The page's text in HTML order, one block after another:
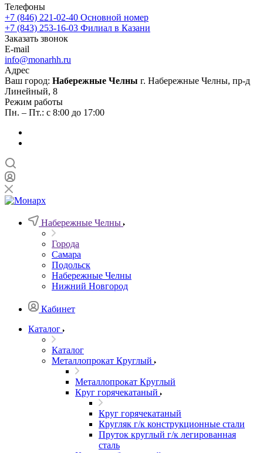
Телефоны
+7 (846) 221-02-40 Основной номер
+7 (843) 253-16-03 Филиал в Казани
Заказать звонок
E-mail
info@monarhh.ru
Адрес
Ваш город: Набережные Челны г. Набережные Челны, пр-д
Линейный, 8
Режим работы
Пн. – Пт.: с 8:00 до 17:00
Набережные Челны
Города
Самара
Подольск
Набережные Челны
Нижний Новгород
Кабинет
Каталог
Каталог
Металлопрокат Круглый
Металлопрокат Круглый
Круг горячекатаный
Круг горячекатаный
Кругляк г/к конструкционные стали
Пруток круглый г/к легированная
сталь